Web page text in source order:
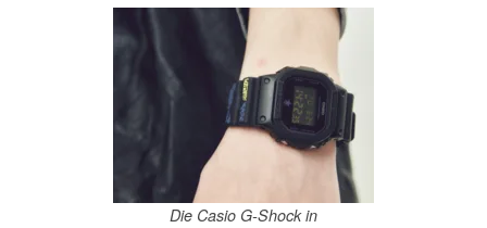
Die Casio G-Shock in